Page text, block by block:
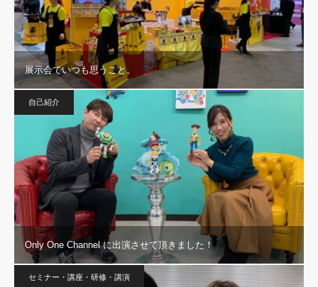
展示会でいつも思うこと。
自己紹介
Only One Channel に出演させて頂きました！
セミナー・講座・研修・講演